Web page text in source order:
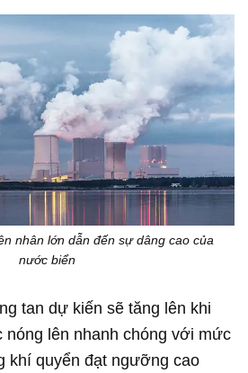
nhân lớn dẫn đến sự dâng cao của
nước biển
tan dự kiến sẽ tăng lên khi
nóng lên nhanh chóng với mức
khí quyển đạt ngưỡng cao